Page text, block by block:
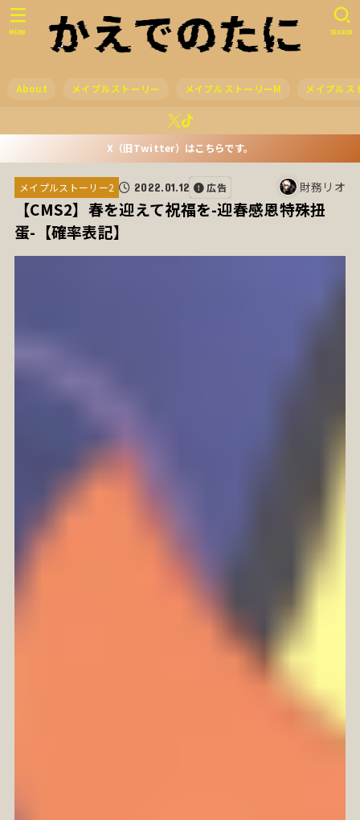
About メイプルストーリー メイプルストーリーM メイプルス
SEARCH
MENU
X（旧Twitter）はこちらです。
メイプルストーリー2 2022.01.12 広告 財務リオ
【CMS2】春を迎えて祝福を-迎春感恩特殊扭
蛋-【確率表記】